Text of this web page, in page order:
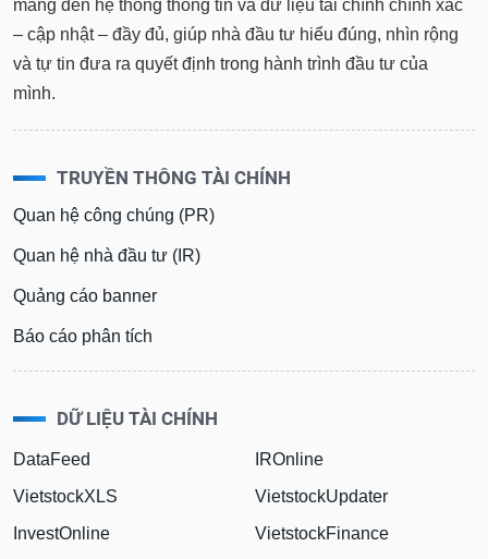
mang đến hệ thống thông tin và dữ liệu tài chính chính xác
– cập nhật – đầy đủ, giúp nhà đầu tư hiểu đúng, nhìn rộng
và tự tin đưa ra quyết định trong hành trình đầu tư của
mình.
TRUYỀN THÔNG TÀI CHÍNH
Quan hệ công chúng (PR)
Quan hệ nhà đầu tư (IR)
Quảng cáo banner
Báo cáo phân tích
DỮ LIỆU TÀI CHÍNH
DataFeed
VietstockXLS
InvestOnline
IROnline
VietstockUpdater
VietstockFinance